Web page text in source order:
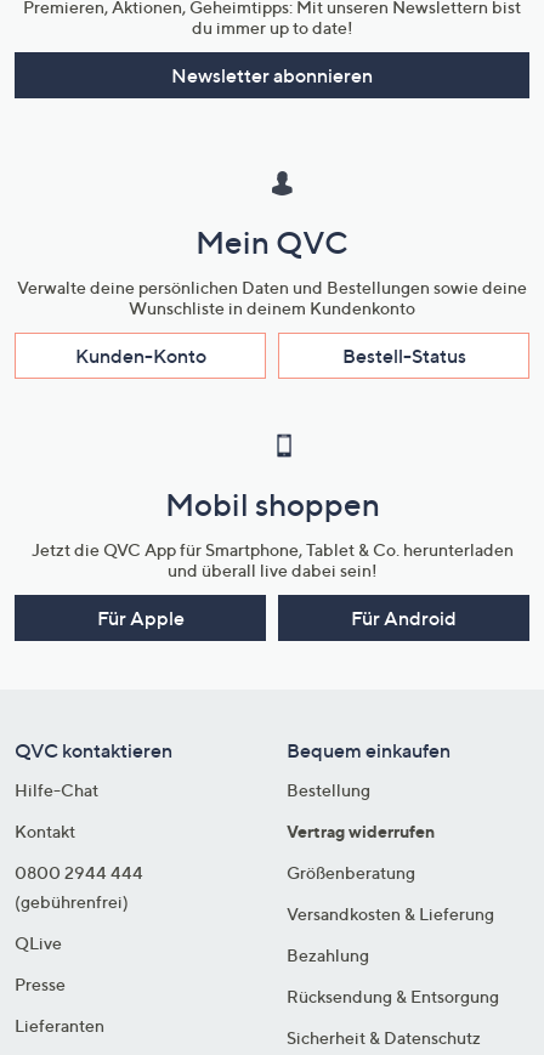
Premieren, Aktionen, Geheimtipps: Mit unseren Newslettern bist
du immer up to date!
Newsletter abonnieren
Mein QVC
Verwalte deine persönlichen Daten und Bestellungen sowie deine
Wunschliste in deinem Kundenkonto
Kunden-Konto Bestell-Status
Mobil shoppen
Jetzt die QVC App für Smartphone, Tablet & Co. herunterladen
und überall live dabei sein!
Für Apple Für Android
QVC kontaktieren
Hilfe-Chat
Kontakt
0800 2944 444
(gebührenfrei)
QLive
Presse
Lieferanten
Bequem einkaufen
Bestellung
Vertrag widerrufen
Größenberatung
Versandkosten & Lieferung
Bezahlung
Rücksendung & Entsorgung
Sicherheit & Datenschutz